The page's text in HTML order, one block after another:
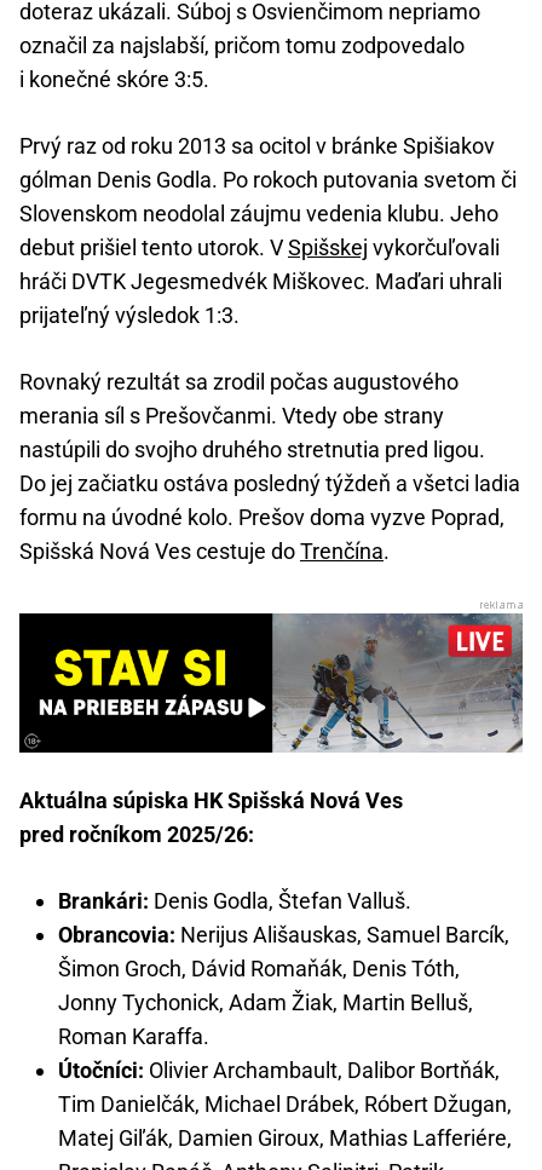
doteraz ukázali. Súboj s Osvienčimom nepriamo
označil za najslabší, pričom tomu zodpovedalo
i konečné skóre 3:5.
Prvý raz od roku 2013 sa ocitol v bránke Spišiakov
gólman Denis Godla. Po rokoch putovania svetom či
Slovenskom neodolal záujmu vedenia klubu. Jeho
debut prišiel tento utorok. VSpišskej vykorčuľovali
hráči DVTK Jegesmedvék Miškovec. Maďari uhrali
prijateľný výsledok 1:3.
Rovnaký rezultát sa zrodil počas augustového
merania síl s Prešovčanmi. Vtedy obe strany
nastúpili do svojho druhého stretnutia pred ligou.
Do jej začiatku ostáva posledný týždeň a všetci ladia
formu na úvodné kolo. Prešov doma vyzve Poprad,
Spišská Nová Ves cestuje doTrenčína.
Aktuálna súpiska HK Spišská Nová Ves
pred ročníkom 2025/26:
Brankári: Denis Godla, Štefan Valluš.
Obrancovia: Nerijus Ališauskas, Samuel Barcík,
Šimon Groch, Dávid Romaňák, Denis Tóth,
Jonny Tychonick, Adam Žiak, Martin Belluš,
Roman Karaffa.
Útočníci: Olivier Archambault, Dalibor Bortňák,
Tim Danielčák, Michael Drábek, Róbert Džugan,
Matej Giľák, Damien Giroux, Mathias Lafferiére,